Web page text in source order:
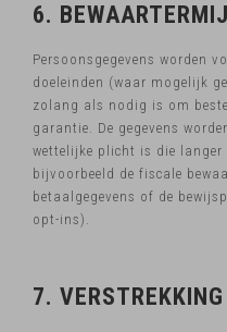
6.
Persoonsgegevens worden
doeleinden (waar mogelijk
zolang als nodig is om
garantie. De gegevens
wettelijke plicht is die langer
bijvoorbeeld de fiscale
betaalgegevens of de
opt-ins).
7.